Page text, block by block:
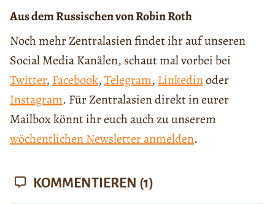
Aus dem Russischen von Robin Roth
Noch mehr Zentralasien findet ihr auf unseren
Social Media Kanälen, schaut mal vorbei bei
Twitter, Facebook,Telegram, Linkedinoder
Instagram. Für Zentralasien direkt in eurer
Mailbox könnt ihr euch auch zu unserem
wöchentlichen Newsletter anmelden.
KOMMENTIEREN (1)